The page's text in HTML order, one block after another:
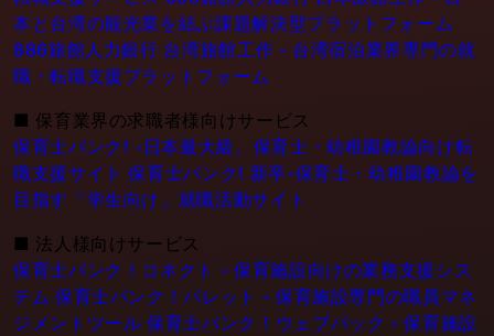
本と台湾の観光業を結ぶ課題解決型プラットフォーム
886旅館人力銀行 台湾旅館工作 - 台湾宿泊業界専門の就
職・転職支援プラットフォーム
■ 保育業界の求職者様向けサービス
保育士バンク! -日本最大級。保育士・幼稚園教論向け転
職支援サイト 保育士バンク! 新卒-保育士・幼稚園教論を
目指す「学生向け」就職活動サイト
■ 法人様向けサービス
保育士バンク！コネクト - 保育施設向けの業務支援シス
テム 保育士バンク！パレット - 保育施設専門の職員マネ
ジメントツール 保育士バンク！ウェブパック - 保育施設